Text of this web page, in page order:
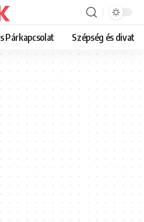
Párkapcsolat Szépség és divat